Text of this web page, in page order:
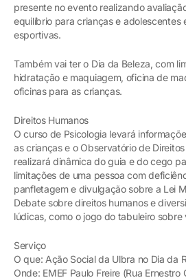
presente no evento realizando
equilíbrio para crianças e adolescentes
esportivas.
Também vai ter o Dia da Beleza, com
hidratação e maquiagem, oficina de
oficinas para as crianças.
Direitos Humanos
O curso de Psicologia levará
as crianças e o Observatório de
realizará dinâmica do guia e do cego
limitações de uma pessoa com
panfletagem e divulgação sobre a Lei
Debate sobre direitos humanos e
lúdicas, como o jogo do tabuleiro sobre
Serviço
O que: Ação Social da Ulbra no Dia da
Onde: EMEF Paulo Freire (Rua Ernestro